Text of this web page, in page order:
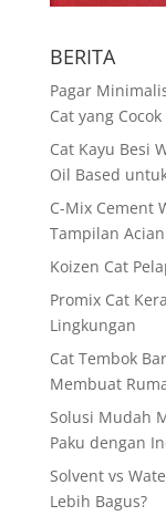
BERITA
Pagar
Cat yang
Cat Kayu Besi
Oil Based
C-Mix Cement
Tampilan
Koizen Cat
Promix Cat
Lingkungan
Cat Tembok
Membuat
Solusi Mudah
Paku dengan
Solvent vs
Lebih Bagus?